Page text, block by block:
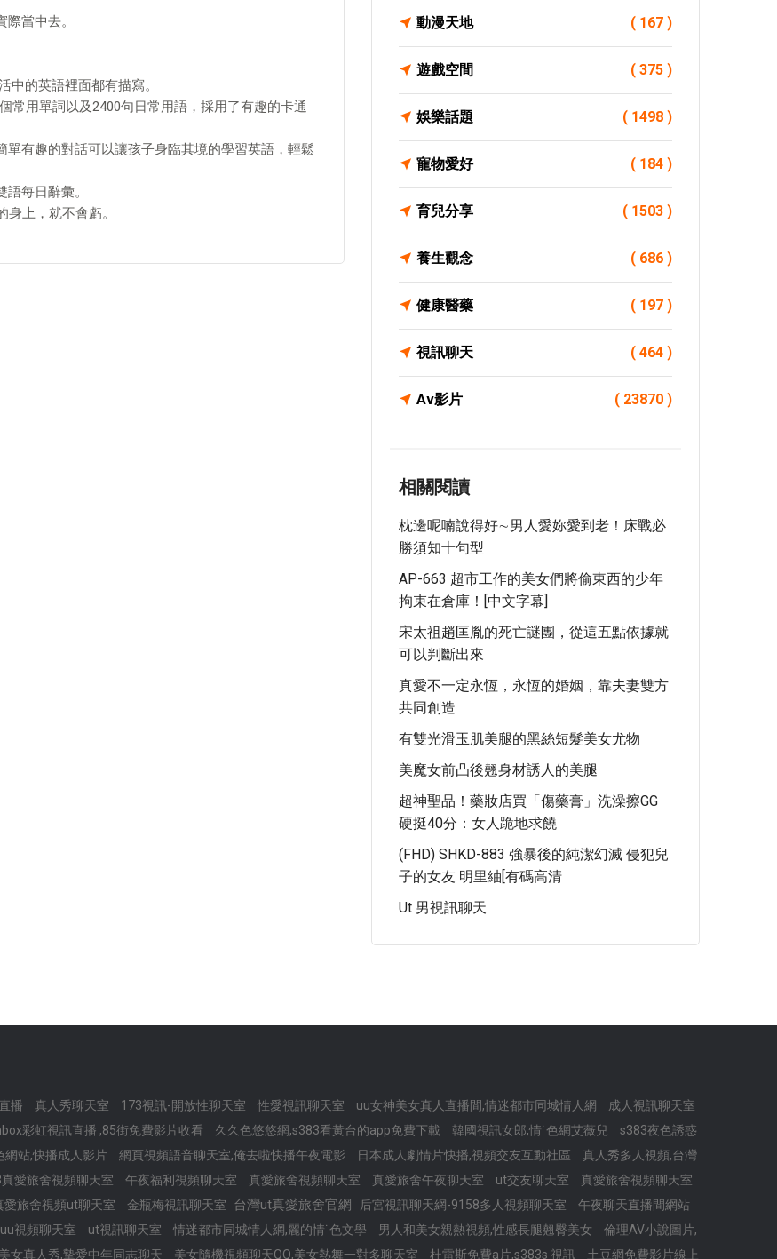
當中去。
中的英語裡面都有描寫。
常用單詞以及2400句日常用語，採用了有趣的卡通
有趣的對話可以讓孩子身臨其境的學習英語，輕鬆
每日辭彙。
上，就不會虧。
動漫天地 ( 167 )
遊戲空間 ( 375 )
娛樂話題 ( 1498 )
寵物愛好 ( 184 )
育兒分享 ( 1503 )
養生觀念 ( 686 )
健康醫藥 ( 197 )
視訊聊天 ( 464 )
Av影片 ( 23870 )
相關閱讀
枕邊呢喃說得好∼男人愛妳愛到老！床戰必
勝須知十句型
AP-663 超市工作的美女們將偷東西的少年
拘束在倉庫！[中文字幕]
宋太祖趙匡胤的死亡謎團，從這五點依據就
可以判斷出來
真愛不一定永恆，永恆的婚姻，靠夫妻雙方
共同創造
有雙光滑玉肌美腿的黑絲短髮美女尤物
美魔女前凸後翹身材誘人的美腿
超神聖品！藥妝店買「傷藥膏」洗澡擦GG
硬挺40分：女人跪地求饒
(FHD) SHKD-883 強暴後的純潔幻滅 侵犯兒
子的女友 明里紬[有碼高清
Ut 男視訊聊天
播 真人秀聊天室 173視訊-開放性聊天室 性愛視訊聊天室 uu女神美女真人直播間,情迷都市同城情人網
成人視訊聊天室
彩虹視訊直播 ,85街免費影片收看 久久色悠悠網,s383看黃台的app免費下載 韓國視訊女郎,情˙色網艾薇兒
s383夜色誘惑
網站,快播成人影片 網頁視頻語音聊天室,俺去啦快播午夜電影 日本成人劇情片快播,視頻交友互動社區
真人秀多人視頻,台灣
真愛旅舍視頻聊天室 午夜福利視頻聊天室 真愛旅舍視頻聊天室 真愛旅舍午夜聊天室 ut交友聊天室
真愛旅舍視頻聊天室
愛旅舍視頻ut聊天室 金瓶梅視訊聊天室 台灣ut真愛旅舍官網 后宮視訊聊天網-9158多人視頻聊天室
午夜聊天直播間網站
視頻聊天室 ut視訊聊天室 情迷都市同城情人網,麗的情˙色文學 男人和美女親熱視頻,性感長腿翹臀美女
倫理AV小說圖片,
女真人秀,摯愛中年同志聊天 美女隨機視頻聊天QQ,美女熱舞一對多聊天室 杜雷斯免費a片,s383s 視訊 土豆網免費影片線上